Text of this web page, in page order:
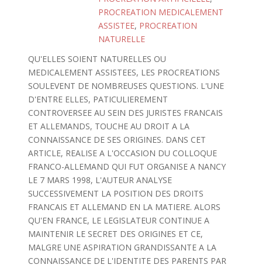
PROCREATION MEDICALEMENT
ASSISTEE, PROCREATION
NATURELLE
QU'ELLES SOIENT NATURELLES OU
MEDICALEMENT ASSISTEES, LES PROCREATIONS
SOULEVENT DE NOMBREUSES QUESTIONS. L'UNE
D'ENTRE ELLES, PATICULIEREMENT
CONTROVERSEE AU SEIN DES JURISTES FRANCAIS
ET ALLEMANDS, TOUCHE AU DROIT A LA
CONNAISSANCE DE SES ORIGINES. DANS CET
ARTICLE, REALISE A L'OCCASION DU COLLOQUE
FRANCO-ALLEMAND QUI FUT ORGANISE A NANCY
LE 7 MARS 1998, L'AUTEUR ANALYSE
SUCCESSIVEMENT LA POSITION DES DROITS
FRANCAIS ET ALLEMAND EN LA MATIERE. ALORS
QU'EN FRANCE, LE LEGISLATEUR CONTINUE A
MAINTENIR LE SECRET DES ORIGINES ET CE,
MALGRE UNE ASPIRATION GRANDISSANTE A LA
CONNAISSANCE DE L'IDENTITE DES PARENTS PAR